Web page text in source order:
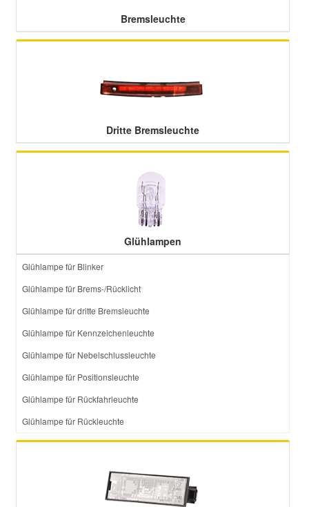
Bremsleuchte
Dritte Bremsleuchte
Glühlampen
Glühlampe für Blinker
Glühlampe für Brems-/Rücklicht
Glühlampe für dritte Bremsleuchte
Glühlampe für Kennzeichenleuchte
Glühlampe für Nebelschlussleuchte
Glühlampe für Positionsleuchte
Glühlampe für Rückfahrleuchte
Glühlampe für Rückleuchte